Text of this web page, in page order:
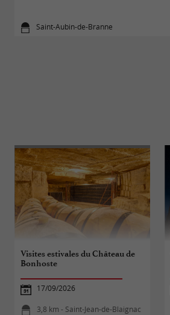
Saint-Aubin-de-Branne
Visites estivales du Château de
Bonhoste
17/09/2026
3,8 km - Saint-Jean-de-Blaignac